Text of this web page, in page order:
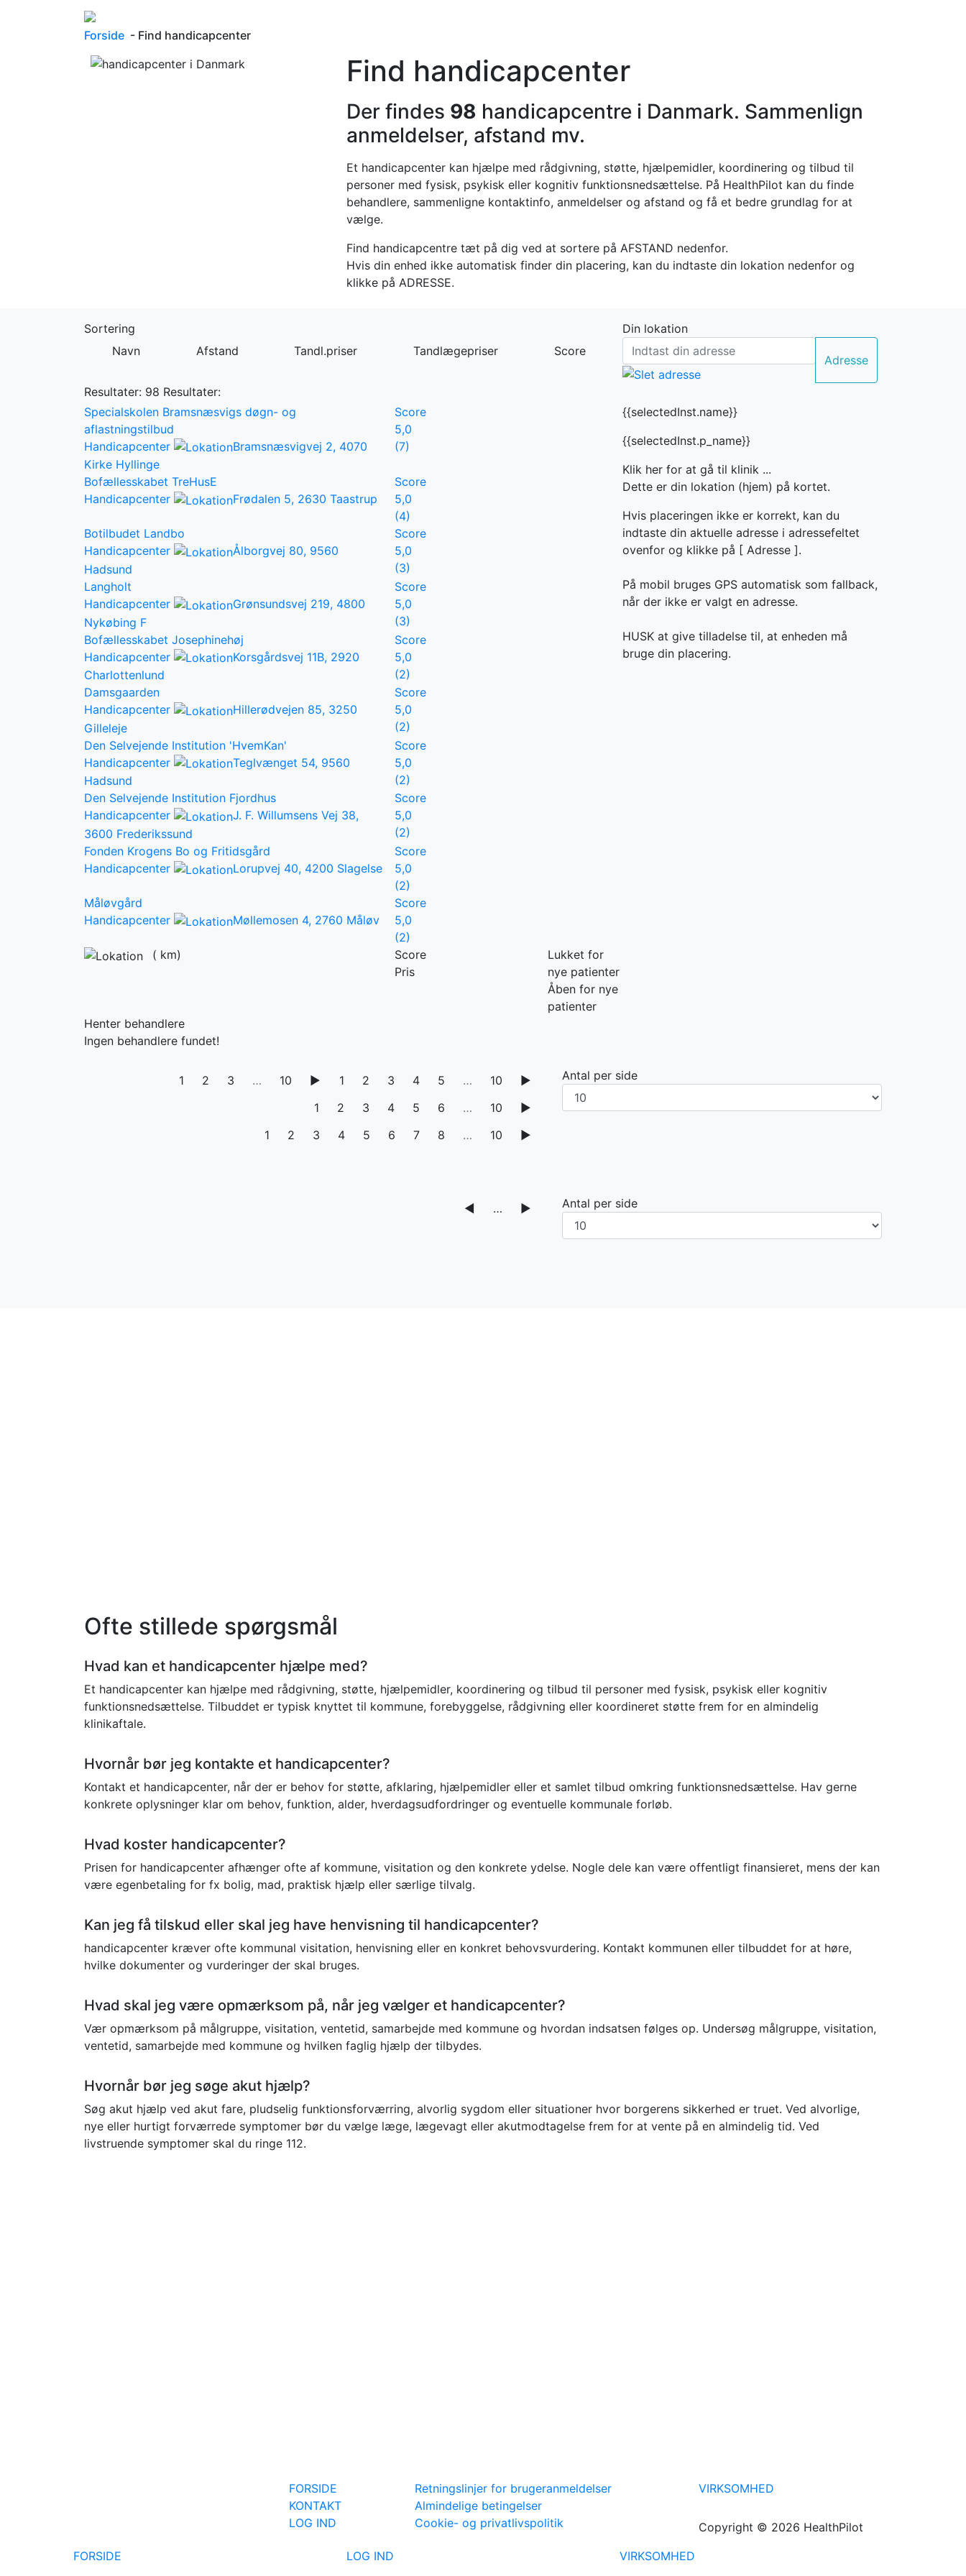
Forside - Find handicapcenter
Find handicapcenter
Der findes 98 handicapcentre i Danmark. Sammenlign
anmeldelser, afstand mv.
Et handicapcenter kan hjælpe med rådgivning, støtte, hjælpemidler, koordinering og tilbud til
personer med fysisk, psykisk eller kognitiv funktionsnedsættelse. På HealthPilot kan du finde
behandlere, sammenligne kontaktinfo, anmeldelser og afstand og få et bedre grundlag for at
vælge.
Find handicapcentre tæt på dig ved at sortere på AFSTAND nedenfor.
Hvis din enhed ikke automatisk finder din placering, kan du indtaste din lokation nedenfor og
klikke på ADRESSE.
Sortering
Navn
Afstand Tandl.priser Tandlægepriser Score
Din lokation
Adresse
Resultater: 98 Resultater:
Specialskolen Bramsnæsvigs døgn- og
aflastningstilbud
Handicapcenter
Bramsnæsvigvej 2, 4070
Kirke Hyllinge
Score
5,0
(7)
Bofællesskabet TreHusE
Handicapcenter
Frødalen 5, 2630 Taastrup
Score
5,0
(4)
Botilbudet Landbo
Handicapcenter
Ålborgvej 80, 9560
Hadsund
Score
5,0
(3)
Langholt
Handicapcenter
Grønsundsvej 219, 4800
Nykøbing F
Score
5,0
(3)
Bofællesskabet Josephinehøj
Handicapcenter
Korsgårdsvej 11B, 2920
Charlottenlund
Score
5,0
(2)
Damsgaarden
Handicapcenter
Hillerødvejen 85, 3250
Gilleleje
Score
5,0
(2)
Den Selvejende Institution 'HvemKan'
Handicapcenter
Teglvænget 54, 9560
Hadsund
Score
5,0
(2)
Den Selvejende Institution Fjordhus
Handicapcenter
J. F. Willumsens Vej 38,
3600 Frederikssund
Score
5,0
(2)
Fonden Krogens Bo og Fritidsgård
Handicapcenter
Lorupvej 40, 4200 Slagelse
Score
5,0
(2)
Måløvgård
Handicapcenter
Møllemosen 4, 2760 Måløv
Score
5,0
(2)
( km)
Score
Pris
Lukket for
nye patienter
Åben for nye
patienter
Henter behandlere
Ingen behandlere fundet!
{{selectedInst.name}}
{{selectedInst.p_name}}
Klik her for at gå til klinik ...
Dette er din lokation (hjem) på kortet.
Hvis placeringen ikke er korrekt, kan du
indtaste din aktuelle adresse i adressefeltet
ovenfor og klikke på [ Adresse ].
På mobil bruges GPS automatisk som fallback,
når der ikke er valgt en adresse.
HUSK at give tilladelse til, at enheden må
bruge din placering.
1 2 3 … 10 ▶ 1 2 3 4 5 … 10
▶
1
2 3 4 5 6 … 10
▶
1
2 3 4 5 6 7 8 … 10 ▶
Antal per side
◀ … ▶ Antal per side
Ofte stillede spørgsmål
Hvad kan et handicapcenter hjælpe med?
Et handicapcenter kan hjælpe med rådgivning, støtte, hjælpemidler, koordinering og tilbud til personer med fysisk, psykisk eller kognitiv
funktionsnedsættelse. Tilbuddet er typisk knyttet til kommune, forebyggelse, rådgivning eller koordineret støtte frem for en almindelig
klinikaftale.
Hvornår bør jeg kontakte et handicapcenter?
Kontakt et handicapcenter, når der er behov for støtte, afklaring, hjælpemidler eller et samlet tilbud omkring funktionsnedsættelse. Hav gerne
konkrete oplysninger klar om behov, funktion, alder, hverdagsudfordringer og eventuelle kommunale forløb.
Hvad koster handicapcenter?
Prisen for handicapcenter afhænger ofte af kommune, visitation og den konkrete ydelse. Nogle dele kan være offentligt finansieret, mens der kan
være egenbetaling for fx bolig, mad, praktisk hjælp eller særlige tilvalg.
Kan jeg få tilskud eller skal jeg have henvisning til handicapcenter?
handicapcenter kræver ofte kommunal visitation, henvisning eller en konkret behovsvurdering. Kontakt kommunen eller tilbuddet for at høre,
hvilke dokumenter og vurderinger der skal bruges.
Hvad skal jeg være opmærksom på, når jeg vælger et handicapcenter?
Vær opmærksom på målgruppe, visitation, ventetid, samarbejde med kommune og hvordan indsatsen følges op. Undersøg målgruppe, visitation,
ventetid, samarbejde med kommune og hvilken faglig hjælp der tilbydes.
Hvornår bør jeg søge akut hjælp?
Søg akut hjælp ved akut fare, pludselig funktionsforværring, alvorlig sygdom eller situationer hvor borgerens sikkerhed er truet. Ved alvorlige,
nye eller hurtigt forværrede symptomer bør du vælge læge, lægevagt eller akutmodtagelse frem for at vente på en almindelig tid. Ved
livstruende symptomer skal du ringe 112.
FORSIDE
KONTAKT
LOG IND
Retningslinjer for brugeranmeldelser
Almindelige betingelser
Cookie- og privatlivspolitik
VIRKSOMHED
Copyright © 2026 HealthPilot
FORSIDE
LOG IND VIRKSOMHED